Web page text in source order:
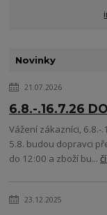
Novinky
21.07.2026
6.8.-.16.7.26
Vážení zákazníci, 6.8.-
5.8. budou dopravci
do 12:00 a zboží bu...
23.12.2025